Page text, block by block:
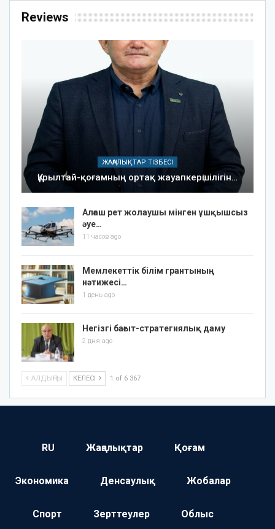
Reviews
ЖАҢАЛЫҚТАР ТІЗБЕСІ
Құрылтай-қоғамның ортақ жауапкершілігін…
Алғаш рет жолаушы мінген ұшқышсыз
әуе…
11 часов ago
Мемлекеттік білім грантының
нәтижесі…
1 день ago
Негізгі бағыт-стратегиялық даму
2 дня ago
АЛДЫҢҒЫ КЕЛЕСІ 1 of 6 367
RU Жаңалықтар Қоғам
Экономика Денсаулық Жобалар
Спорт Зерттеулер Облыс